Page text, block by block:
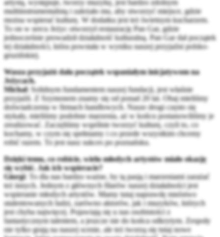
artystą, występuje, tworzy muzykę, jest bardzo zdolnym
multiinstrumentalistą i zależało mu, aby stworzyć miejsce, gdzie
można wspierać kulturę. W dodatku jest też świetnym kucharzem.
To on w sercu Jeżyc otworzył restaurację Pan Gar, gdzie
jednocześnie prowadził działalność kulturalną. Pan Gar dał początek
tej działalności, która powstała w wyniku naszej przyjaźni polsko-
gruzińskiej.
Wasza przyjaźń dała początek wspaniałym inicjatywom na
Jeżycach.
Michał: Solidnym fundamentem naszej fundacji, jest właśnie
przyjaźń. Z Szymonem znamy się od ponad 20 lat. Obaj mieliśmy
doświadczenia w firmach handlowych. Nasze drogi często się
stykały, mieliśmy podobne marzenia, aż w końcu postanowiliśmy je
zrealizować. Zaczęliśmy wspólnie tworzyć kulturę, czyli to, co
kochamy, w czym się spełniamy i co przede wszystkim chcemy
robić razem. To jest nasz sukces po poznańsku.
Dzięki temu, co robicie, wielu młodych artystów miało okazję
się wybić. Jak ich wspieracie?
Giorgi: To dla nas bardzo ważne, by tą pasją i marzeniami zarażać
też innych. Jednym z głównych filarów naszej działalności jest
wspieranie młodych artystów. Mamy tutaj naprawdę mnóstwo
utalentowanych ludzi, zarówno aktorów, jak i muzyków, których
jest chyba najwięcej. Pojawiają się u nas osobistości z
fantastycznym talentem, a jeszcze nie do końca odkrytym. Zespoły
nie tylko grają na naszej scenie, ale też tworzą się tutaj nowe